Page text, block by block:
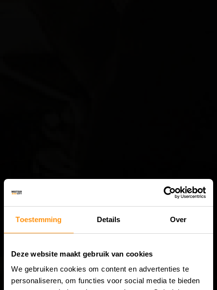
Toestemming Details Over
Deze website maakt gebruik van cookies
We gebruiken cookies om content en advertenties te
personaliseren, om functies voor social media te bieden